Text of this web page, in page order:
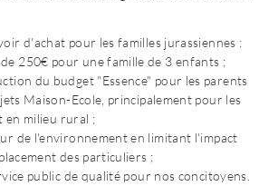
d'achat pour les familles jurassiennes :
250€ pour une famille de 3 enfants ;
du budget "Essence" pour les parents
Maison-Ecole, principalement pour les
en milieu rural ;
de l'environnement en limitant l'impact
des particuliers ;
public de qualité pour nos concitoyens.